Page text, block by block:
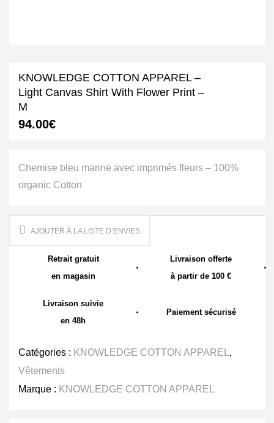
KNOWLEDGE COTTON APPAREL –
Light Canvas Shirt With Flower Print –
M
94.00€
Chemise bleu marine avec imprimés fleurs – 100%
organic Cotton
AJOUTER À LA LISTE D’ENVIES
Retrait gratuit
en magasin
Livraison offerte
à partir de 100 €
Livraison suivie
en 48h
Paiement sécurisé
Catégories : KNOWLEDGE COTTON APPAREL ,
Vêtements
Marque : KNOWLEDGE COTTON APPAREL